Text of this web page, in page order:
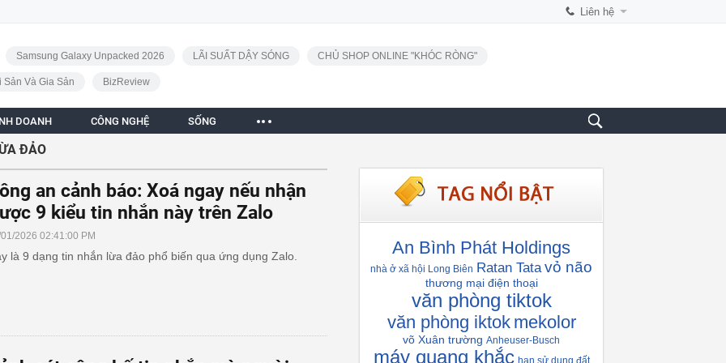
Liên hệ
Samsung Galaxy Unpacked 2026 LÃI SUẤT DẬY SÓNG CHỦ SHOP ONLINE "KHÓC RÒNG"
Sản Và Gia Sản BizReview
DOANH CÔNG NGHỆ SỐNG
ĐẢO
an cảnh báo: Xoá ngay nếu nhận
9 kiểu tin nhắn này trên Zalo
2026 02:41:00 PM
là 9 dạng tin nhắn lừa đảo phổ biến qua ứng dụng Zalo. An Bình Phát Holdings
nhà ở xã hội Long Biên Ratan Tata vỏ não
thương mại điện thoại
văn phòng tiktok
văn phòng iktok mekolor
võ Xuân trường Anheuser-Busch
máy quang khắc hạn sử dụng đất